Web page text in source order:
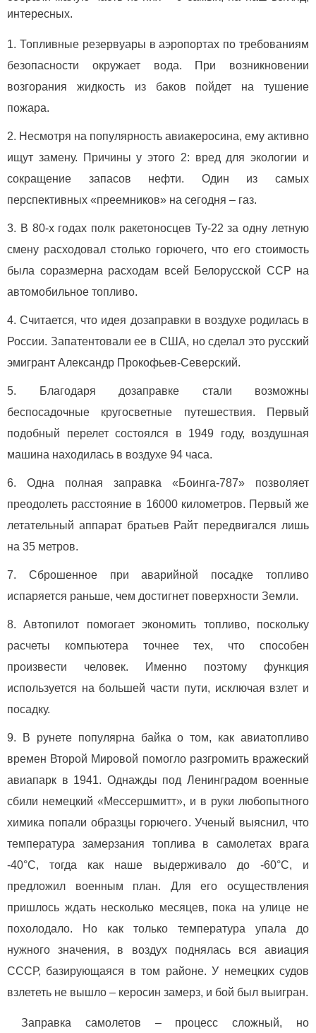
интересных.
Топливные резервуары в аэропортах по требованиям
безопасности окружает вода. При возникновении
возгорания жидкость из баков пойдет на тушение
пожара.
Несмотря на популярность авиакеросина, ему активно
ищут замену. Причины у этого 2: вред для экологии и
сокращение запасов нефти. Один из самых
перспективных «преемников» на сегодня – газ.
В 80-х годах полк ракетоносцев Ту-22 за одну летную
смену расходовал столько горючего, что его стоимость
была соразмерна расходам всей Белорусской ССР на
автомобильное топливо.
Считается, что идея дозаправки в воздухе родилась в
России. Запатентовали ее в США, но сделал это русский
эмигрант Александр Прокофьев-Северский.
Благодаря дозаправке стали возможны
беспосадочные кругосветные путешествия. Первый
подобный перелет состоялся в 1949 году, воздушная
машина находилась в воздухе 94 часа.
Одна полная заправка «Боинга-787» позволяет
преодолеть расстояние в 16000 километров. Первый же
летательный аппарат братьев Райт передвигался лишь
на 35 метров.
Сброшенное при аварийной посадке топливо
испаряется раньше, чем достигнет поверхности Земли.
Автопилот помогает экономить топливо, поскольку
расчеты компьютера точнее тех, что способен
произвести человек. Именно поэтому функция
используется на большей части пути, исключая взлет и
посадку.
В рунете популярна байка о том, как авиатопливо
времен Второй Мировой помогло разгромить вражеский
авиапарк в 1941. Однажды под Ленинградом военные
сбили немецкий «Мессершмитт», и в руки любопытного
химика попали образцы горючего. Ученый выяснил, что
температура замерзания топлива в самолетах врага
-40°С, тогда как наше выдерживало до -60°С, и
предложил военным план. Для его осуществления
пришлось ждать несколько месяцев, пока на улице не
похолодало. Но как только температура упала до
нужного значения, в воздух поднялась вся авиация
СССР, базирующаяся в том районе. У немецких судов
взлететь не вышло – керосин замерз, и бой был выигран.
Заправка самолетов – процесс сложный, но